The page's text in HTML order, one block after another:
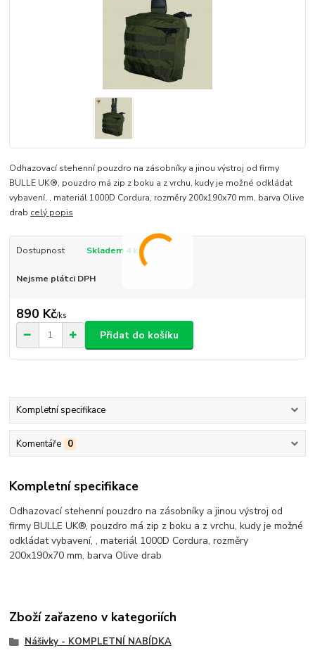
Odhazovací stehenní pouzdro na zásobníky a jinou výstroj od firmy
BULLE UK®, pouzdro má zip z boku a z vrchu, kudy je možné odkládat
vybavení, , materiál 1000D Cordura, rozměry 200x190x70 mm, barva Olive
drab celý popis
Dostupnost Skladem 4 ks
Nejsme plátci DPH
890 Kč/ks
Přidat do košíku
Kompletní specifikace
Komentáře 0
Kompletní specifikace
Odhazovací stehenní pouzdro na zásobníky a jinou výstroj od
firmy BULLE UK®, pouzdro má zip z boku a z vrchu, kudy je možné
odkládat vybavení, , materiál 1000D Cordura, rozměry
200x190x70 mm, barva Olive drab
Zboží zařazeno v kategoriích
Nášivky - KOMPLETNÍ NABÍDKA